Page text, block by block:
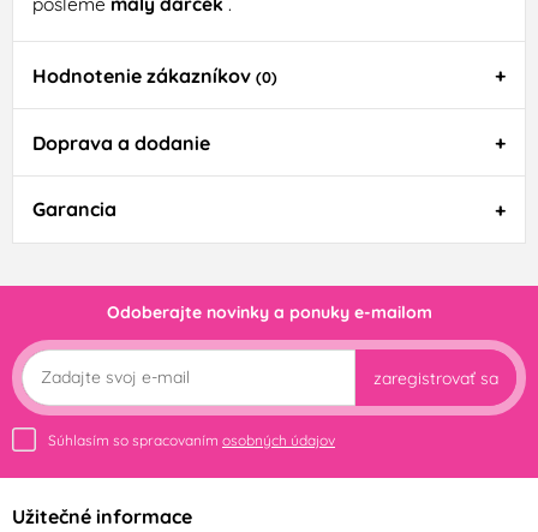
Hodnotenie zákazníkov (0)
Doprava a dodanie
Garancia
Odoberajte novinky a ponuky e-mailom
zaregistrovať sa
Súhlasím so spracovaním osobných údajov
Užitečné informace